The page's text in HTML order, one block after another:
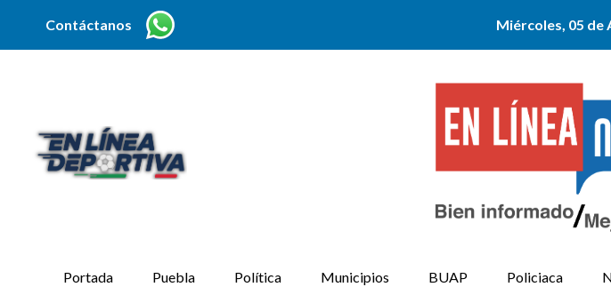
Contáctanos Miércoles, 05 de
Portada Puebla Política Municipios BUAP Policiaca